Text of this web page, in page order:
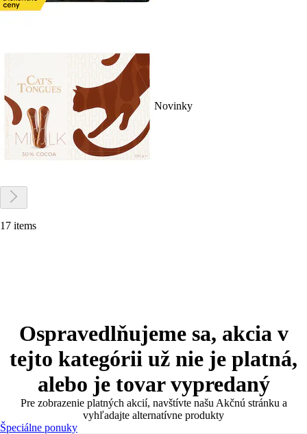
Novinky
17 items
Ospravedlňujeme sa, akcia v
tejto kategórii už nie je platná,
alebo je tovar vypredaný
Pre zobrazenie platných akcií, navštívte našu Akčnú stránku a
vyhľadajte alternatívne produkty
Špeciálne ponuky